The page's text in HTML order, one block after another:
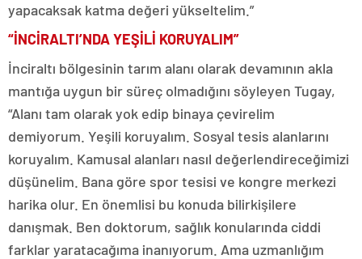
yapacaksak katma değeri yükseltelim.”
“İNCİRALTI’NDA YEŞİLİ KORUYALIM”
İnciraltı bölgesinin tarım alanı olarak devamının akla
mantığa uygun bir süreç olmadığını söyleyen Tugay,
“Alanı tam olarak yok edip binaya çevirelim
demiyorum. Yeşili koruyalım. Sosyal tesis alanlarını
koruyalım. Kamusal alanları nasıl değerlendireceğimizi
düşünelim. Bana göre spor tesisi ve kongre merkezi
harika olur. En önemlisi bu konuda bilirkişilere
danışmak. Ben doktorum, sağlık konularında ciddi
farklar yaratacağıma inanıyorum. Ama uzmanlığım